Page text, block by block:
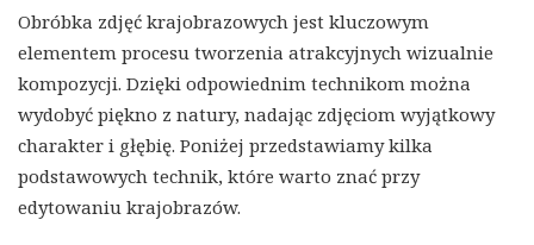
Obróbka zdjęć krajobrazowych jest kluczowym
elementem procesu tworzenia atrakcyjnych wizualnie
kompozycji. Dzięki odpowiednim technikom można
wydobyć piękno z natury, nadając zdjęciom wyjątkowy
charakter i głębię. Poniżej przedstawiamy kilka
podstawowych technik, które warto znać przy
edytowaniu krajobrazów.